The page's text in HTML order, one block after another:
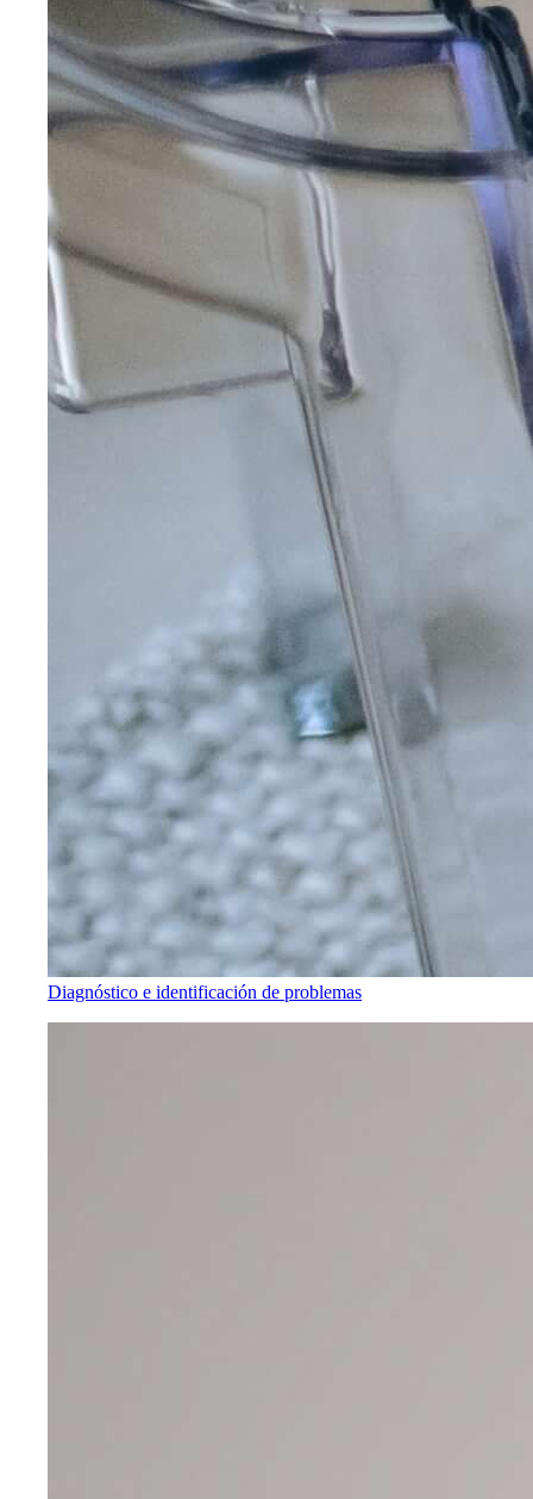
Diagnóstico e identificación de problemas